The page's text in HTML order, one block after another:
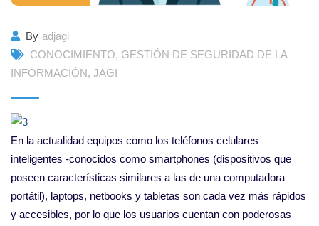
By adjagi
CONOCIMIENTO, GESTIÓN DE SEGURIDAD DE LA
INFORMACIÓN, JAGI
En la actualidad equipos como los teléfonos celulares
inteligentes ‑conocidos como smartphones (dispositivos que
poseen características similares a las de una computadora
portátil), laptops, netbooks y tabletas son cada vez más rápidos
y accesibles, por lo que los usuarios cuentan con poderosas